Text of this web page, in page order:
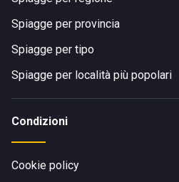
Spiagge per provincia
Spiagge per tipo
Spiagge per località più popolari
Condizioni
Cookie policy